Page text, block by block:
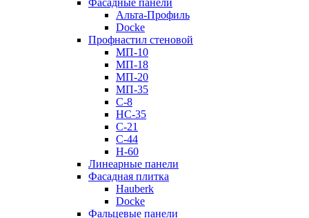
Фасадные панели
Альта-Профиль
Docke
Профнастил стеновой
МП-10
МП-18
МП-20
МП-35
С-8
НС-35
С-21
С-44
Н-60
Линеарные панели
Фасадная плитка
Hauberk
Docke
Фальцевые панели